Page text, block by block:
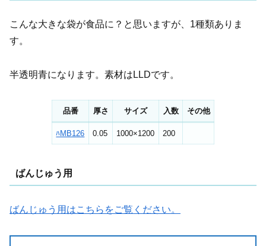
こんな大きな袋が食品に？と思いますが、1種類ありま
す。
半透明青になります。素材はLLDです。
品番 厚さ サイズ 入数 その他
ﾊMB126 0.05 1000×1200 200
ばんじゅう用
ばんじゅう用はこちらをご覧ください。